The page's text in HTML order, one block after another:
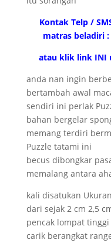
Kontak Telp /
matras beladiri :
atau klik link INI
anda nan ingin
bertambah awal
sendiri ini perlak
bahan bergelar
memang terdiri
Puzzle tatami ini
becus dibongkar
memalang antara
kali disatukan
dari sejak 2 cm 2,5
pencak lompat
carik berangkat